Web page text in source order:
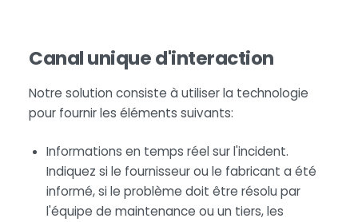
Canal unique d'interaction
Notre solution consiste à utiliser la technologie
pour fournir les éléments suivants:
Informations en temps réel sur l'incident.
Indiquez si le fournisseur ou le fabricant a été
informé, si le problème doit être résolu par
l'équipe de maintenance ou un tiers, les